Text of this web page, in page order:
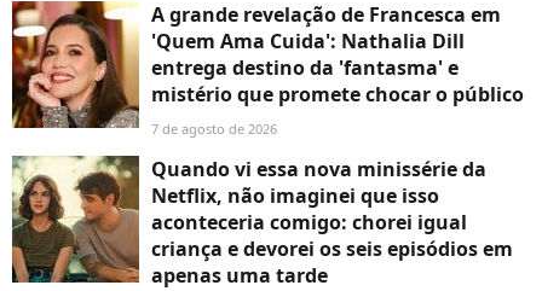
A grande revelação de Francesca em
'Quem Ama Cuida': Nathalia Dill
entrega destino da 'fantasma' e
mistério que promete chocar o público
7 de agosto de 2026
Quando vi essa nova minissérie da
Netflix, não imaginei que isso
aconteceria comigo: chorei igual
criança e devorei os seis episódios em
apenas uma tarde